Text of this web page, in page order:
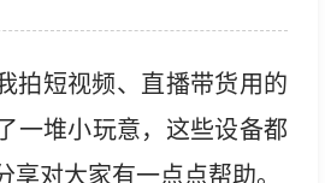
拍短视频、直播带货用的
一堆小玩意，这些设备都
享对大家有一点点帮助。